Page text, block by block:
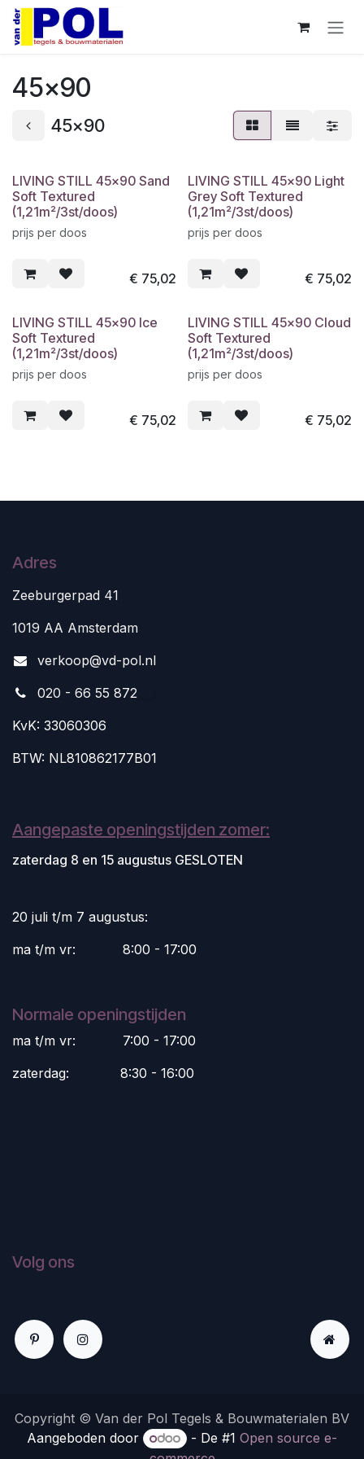
Overslaan naar inhoud
45x90
45x90
LIVING STILL 45x90 Sand
Soft Textured
(1,21m²/3st/doos)
prijs per doos
€ 75,02
LIVING STILL 45x90 Light
Grey Soft Textured
(1,21m²/3st/doos)
prijs per doos
€ 75,02
LIVING STILL 45x90 Ice
Soft Textured
(1,21m²/3st/doos)
prijs per doos
€ 75,02
LIVING STILL 45x90 Cloud
Soft Textured
(1,21m²/3st/doos)
prijs per doos
€ 75,02
Adres
Zeeburgerpad 41
1019 AA Amsterdam
verkoop@vd-pol.nl
020 - 66 55 872
KvK: 33060306
BTW: NL810862177B01
Aangepaste openingstijden zomer:
zaterdag 8 en 15 augustus GESLOTEN
20 juli t/m 7 augustus:
ma t/m vr:
​8:00 - 17:00
Normale openingstijden
ma t/m vr:
​7:00 - 17:00
zaterdag:
​8:30 - 16:00
Volg ons
Copyright © Van der Pol Tegels & Bouwmaterialen BV
Aangeboden door
- De #1Open source e-